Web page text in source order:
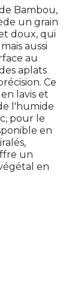
Bambou,
un grain
doux, qui
aussi
au
aplats
Ce
lavis et
l'humide
pour le
en
un
en